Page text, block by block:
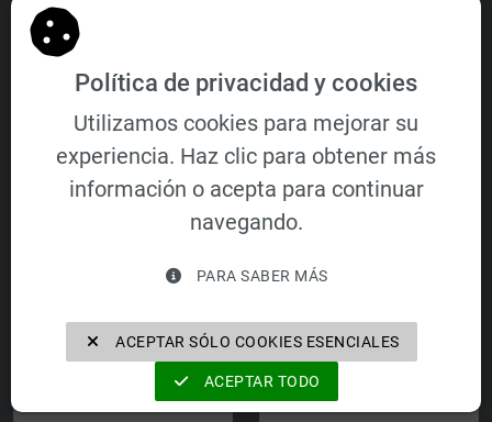
VELOMAT Group GmbH
https://velomat-group.com
Las empresas de VELOMAT Group GmbH
Política de privacidad y cookies
Utilizamos cookies para mejorar su
experiencia. Haz clic para obtener más
información o acepta para continuar
navegando.
PARA SABER MÁS
ACEPTAR SÓLO COOKIES ESENCIALES
ACEPTAR TODO